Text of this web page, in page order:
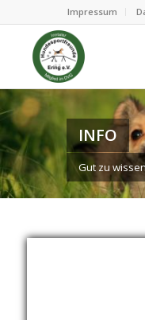
Impressum
INFO
Gut zu